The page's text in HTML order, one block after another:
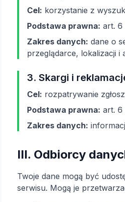
Cel: korzystanie z
Podstawa prawna: art. 6
Zakres danych: dane o
przeglądarce, lokalizacji i
3. Skargi i
Cel: rozpatrywanie
Podstawa prawna: art. 6
Zakres danych:
III. Odbiorcy
Twoje dane mogą być
serwisu. Mogą je